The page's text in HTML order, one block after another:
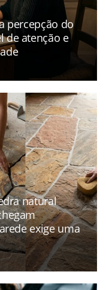
percepção do
de atenção e
natural
exige uma